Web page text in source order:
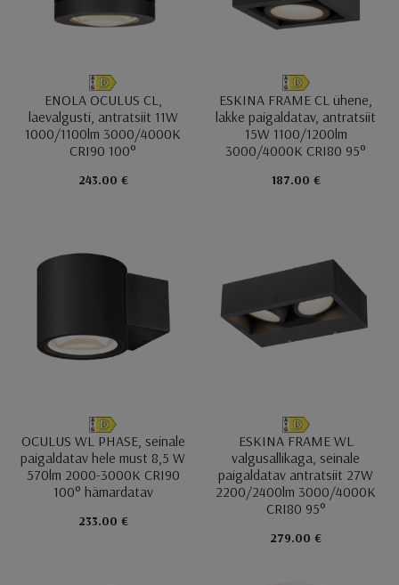
ENOLA OCULUS CL,
laevalgusti, antratsiit 11W
1000/1100lm 3000/4000K
CRI90 100°
243.00 €
ESKINA FRAME CL ühene,
lakke paigaldatav, antratsiit
15W 1100/1200lm
3000/4000K CRI80 95°
187.00 €
OCULUS WL PHASE, seinale
paigaldatav hele must 8,5 W
570lm 2000-3000K CRI90
100° hämardatav
233.00 €
ESKINA FRAME WL
valgusallikaga, seinale
paigaldatav antratsiit 27W
2200/2400lm 3000/4000K
CRI80 95°
279.00 €